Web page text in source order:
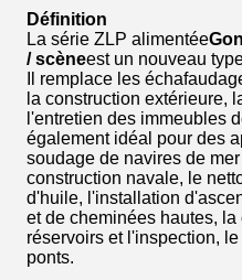
Définition
La série ZLP alimentée
/ scèneest un nouveau
Il remplace les
la construction extérieure,
l'entretien des immeubles
également idéal pour des
soudage de navires de
construction navale, le
d'huile, l'installation
et de cheminées hautes,
réservoirs et l'inspection,
ponts.